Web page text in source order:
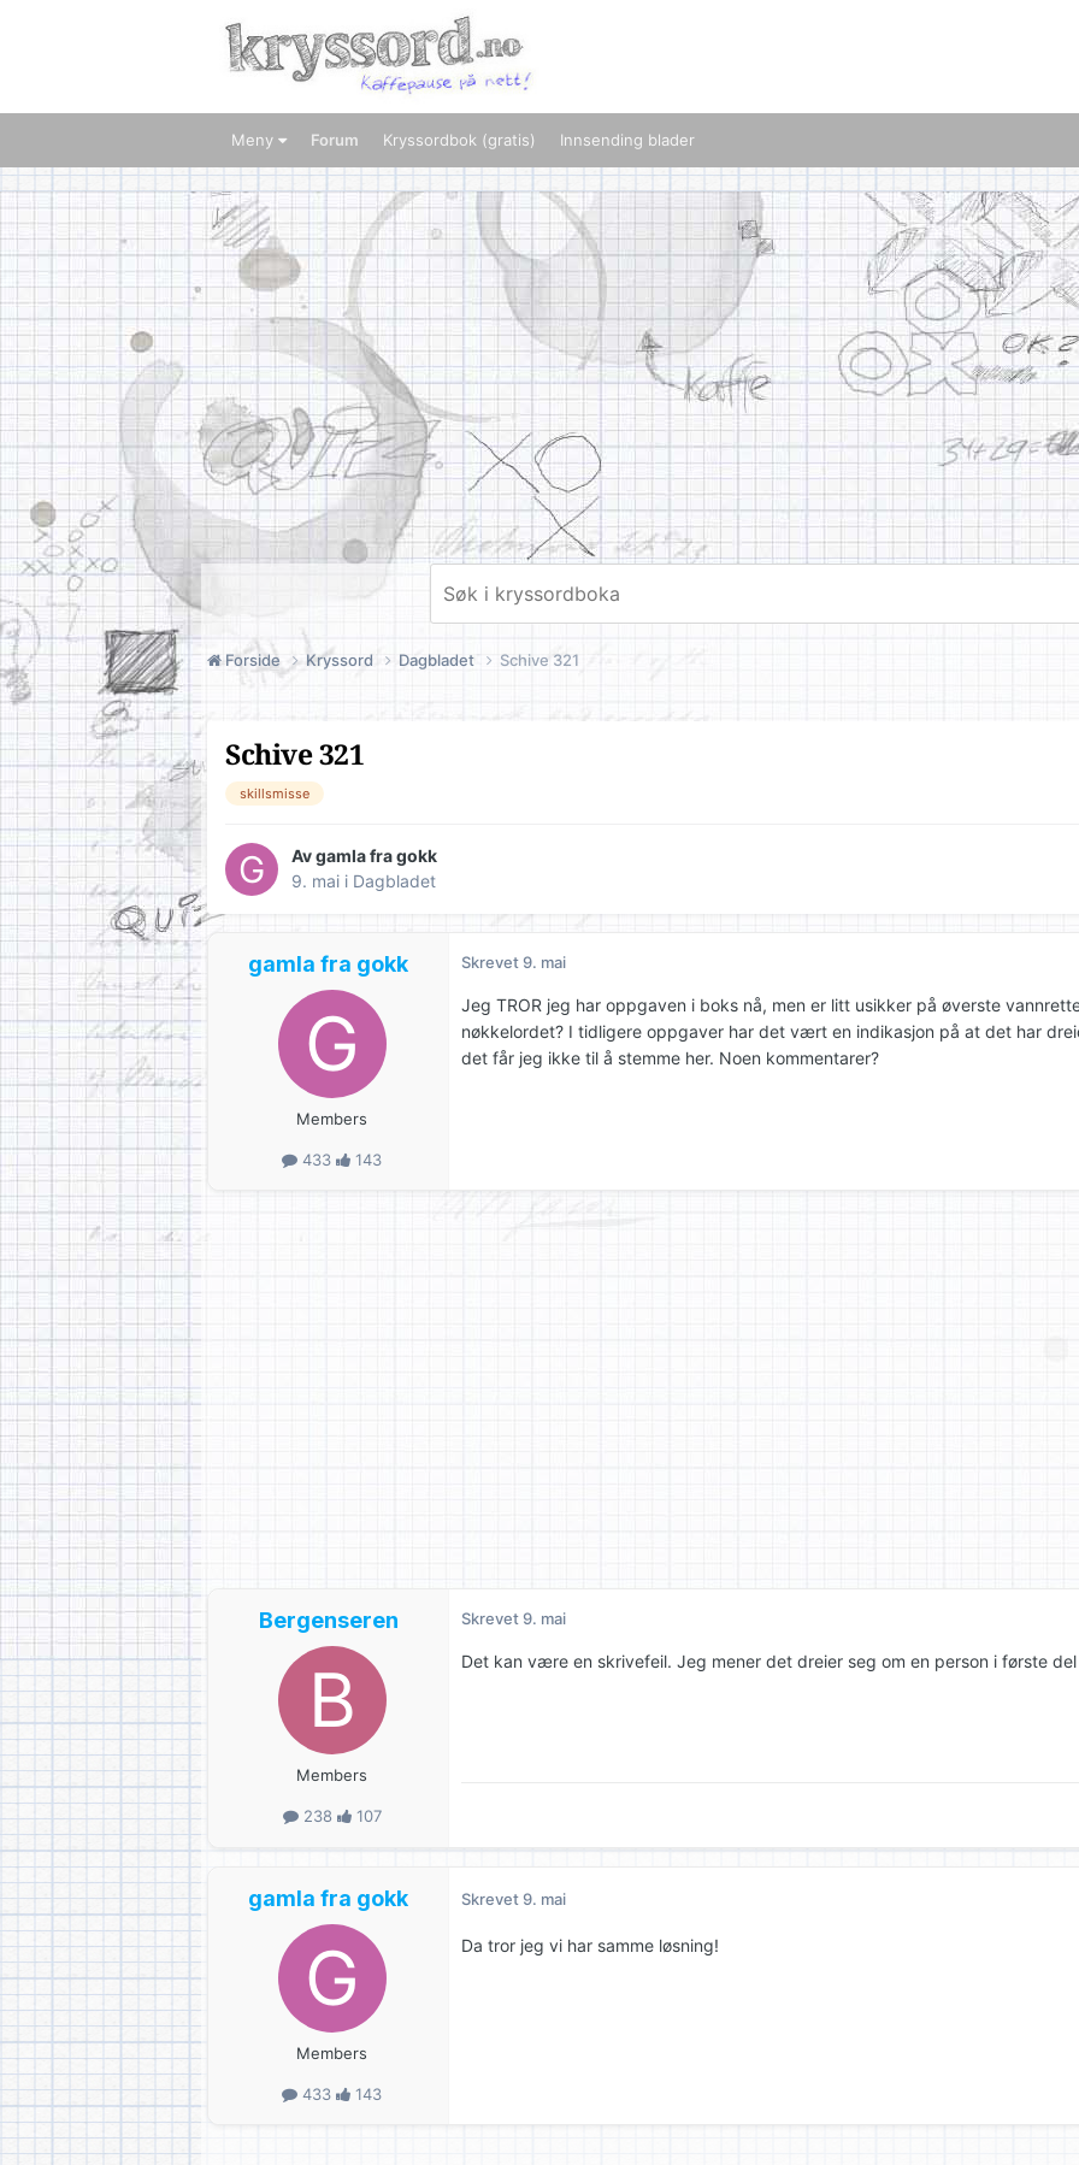
Meny Forum Kryssordbok (gratis) Innsending blader
Forside Kryssord Dagbladet Schive 321
Schive 321
skillsmisse
Avgamla fra gokk
9. mai i Dagbladet
gamla fra gokk
Members
433 143
Skrevet9. mai
Jeg TROR jeg har oppgaven i boks nå, men er litt usikker på øverste
nøkkelordet? I tidligere oppgaver har det vært en indikasjon på at det har
det får jeg ikke til å stemme her. Noen kommentarer?
Bergenseren
Members
238 107
Skrevet9. mai
Det kan være en skrivefeil. Jeg mener det dreier seg om en person i første
gamla fra gokk
Members
433 143
Skrevet9. mai
Da tror jeg vi har samme løsning!